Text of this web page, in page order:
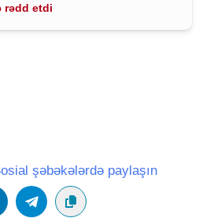
rədd etdi
şəbəkələrdə paylaşın